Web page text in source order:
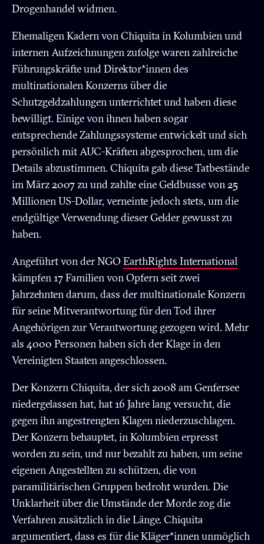
Drogenhandel widmen.
Ehemaligen Kadern von Chiquita in Kolumbien und
internen Aufzeichnungen zufolge waren zahlreiche
Führungskräfte und Direktor*innen des
multinationalen Konzerns über die
Schutzgeldzahlungen unterrichtet und haben diese
bewilligt. Einige von ihnen haben sogar
entsprechende Zahlungssysteme entwickelt und sich
persönlich mit AUC-Kräften abgesprochen, um die
Details abzustimmen. Chiquita gab diese Tatbestände
im März 2007 zu und zahlte eine Geldbusse von 25
Millionen US-Dollar, verneinte jedoch stets, um die
endgültige Verwendung dieser Gelder gewusst zu
haben.
Angeführt von der NGOEarthRights International
kämpfen 17 Familien von Opfern seit zwei
Jahrzehnten darum, dass der multinationale Konzern
für seine Mitverantwortung für den Tod ihrer
Angehörigen zur Verantwortung gezogen wird. Mehr
als 4000 Personen haben sich der Klage in den
Vereinigten Staaten angeschlossen.
Der Konzern Chiquita, der sich 2008 am Genfersee
niedergelassen hat, hat 16 Jahre lang versucht, die
gegen ihn angestrengten Klagen niederzuschlagen.
Der Konzern behauptet, in Kolumbien erpresst
worden zu sein, und nur bezahlt zu haben, um seine
eigenen Angestellten zu schützen, die von
paramilitärischen Gruppen bedroht wurden. Die
Unklarheit über die Umstände der Morde zog die
Verfahren zusätzlich in die Länge. Chiquita
argumentiert, dass es für die Kläger*innen unmöglich